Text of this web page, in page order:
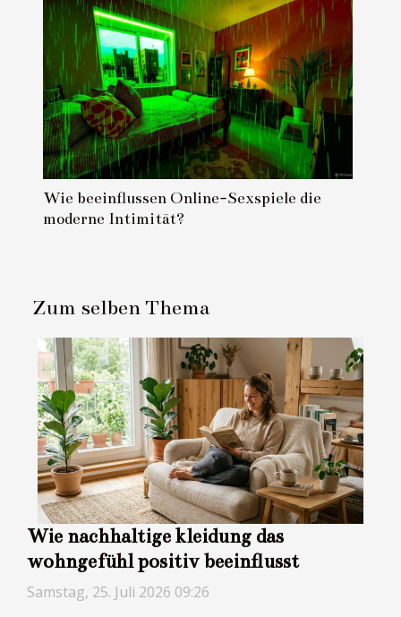
Wie beeinflussen Online-Sexspiele die
moderne Intimität?
Zum selben Thema
Wie nachhaltige kleidung das
wohngefühl positiv beeinflusst
Samstag, 25. Juli 2026 09:26